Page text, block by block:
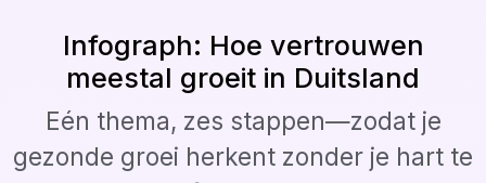
Infograph: Hoe vertrouwen
meestal groeit in Duitsland
Eén thema, zes stappen—zodat je
gezonde groei herkent zonder je hart te